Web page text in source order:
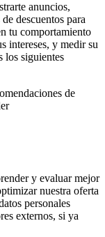
anuncios,
descuentos para
tu comportamiento
intereses, y medir su
los siguientes
de
y evaluar mejor
nuestra oferta
personales
externos, si ya